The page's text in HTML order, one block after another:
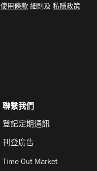
使用條款 細則及 私隱政策
聯繫我們
登記定期通訊
刊登廣告
Time Out Market